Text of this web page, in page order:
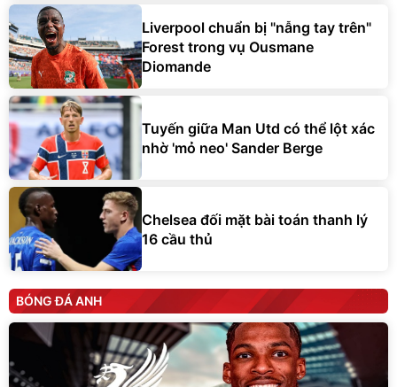
Liverpool chuẩn bị "nẫng tay trên"
Forest trong vụ Ousmane
Diomande
Tuyến giữa Man Utd có thể lột xác
nhờ 'mỏ neo' Sander Berge
Chelsea đối mặt bài toán thanh lý
16 cầu thủ
BÓNG ĐÁ ANH